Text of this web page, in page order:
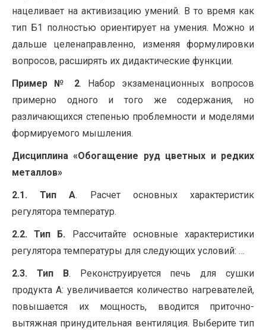
нацеливает на активизацию умений. В то время как
тип Б1 полностью ориентирует на умения. Можно и
дальше целенаправленно, изменяя формулировки
вопросов, расширять их дидактические функции.
Пример № 2. Набор экзаменационных вопросов
примерно одного и того же содержания, но
различающихся степенью проблемности и моделями
формируемого мышления.
Дисциплина «Обогащение руд цветных и редких
металлов»
2.1. Тип А. Расчет основных характеристик
регулятора температур.
2.2. Тип Б. Рассчитайте основные характеристики
регулятора температуры для следующих условий: …
2.3. Тип В. Реконструируется печь для сушки
продукта А: увеличивается количество нагревателей,
повышается их мощность, вводится приточно-
вытяжная принудительная вентиляция. Выберите тип